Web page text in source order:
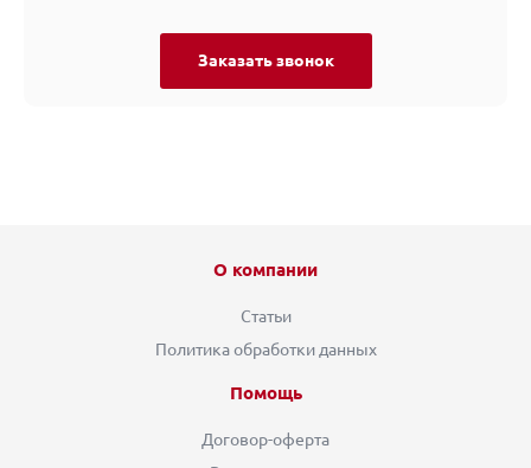
Заказать звонок
О компании
Статьи
Политика обработки данных
Помощь
Договор-оферта